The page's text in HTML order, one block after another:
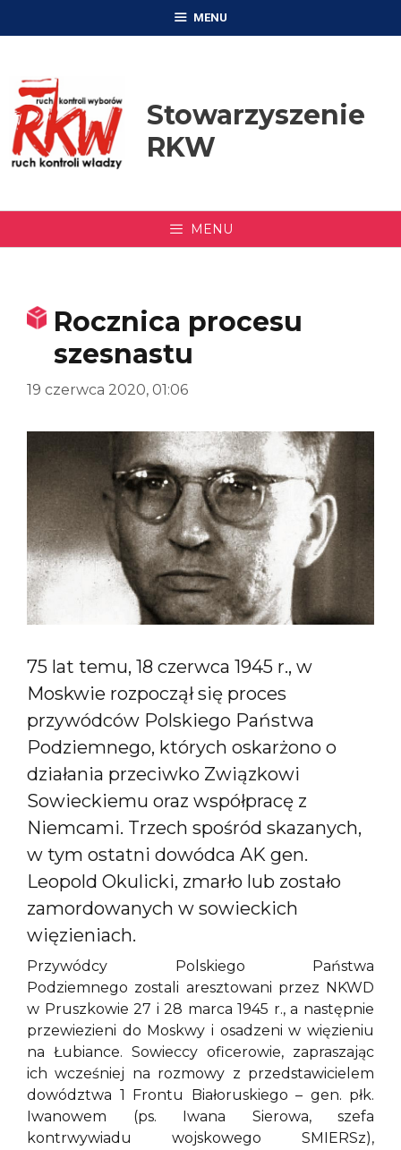
MENU
Stowarzyszenie
RKW
MENU
Rocznica procesu
szesnastu
19 czerwca 2020, 01:06
75 lat temu, 18 czerwca 1945 r., w
Moskwie rozpoczął się proces
przywódców Polskiego Państwa
Podziemnego, których oskarżono o
działania przeciwko Związkowi
Sowieckiemu oraz współpracę z
Niemcami. Trzech spośród skazanych,
w tym ostatni dowódca AK gen.
Leopold Okulicki, zmarło lub zostało
zamordowanych w sowieckich
więzieniach.
Przywódcy Polskiego Państwa
Podziemnego zostali aresztowani przez NKWD
w Pruszkowie 27 i 28 marca 1945 r., a następnie
przewiezieni do Moskwy i osadzeni w więzieniu
na Łubiance. Sowieccy oficerowie, zapraszając
ich wcześniej na rozmowy z przedstawicielem
dowództwa 1 Frontu Białoruskiego – gen. płk.
Iwanowem (ps. Iwana Sierowa, szefa
kontrwywiadu wojskowego SMIERSz),